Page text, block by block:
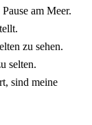
am Meer.
zu sehen.
selten.
sind meine